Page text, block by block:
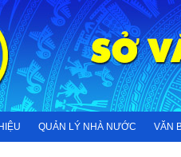
QUẢN LÝ NHÀ NƯỚC VĂN